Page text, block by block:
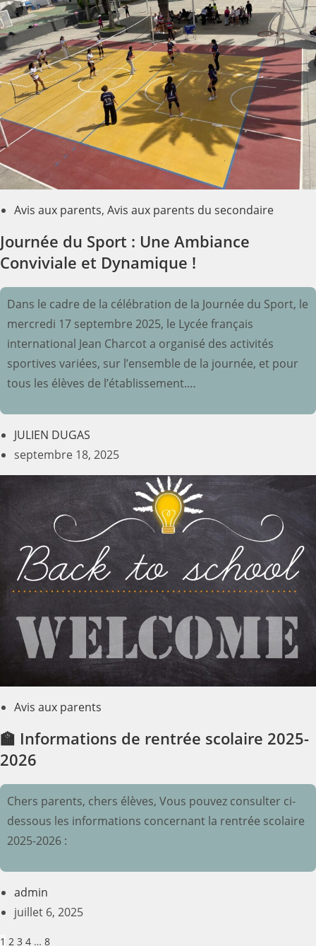
Avis aux parents, Avis aux parents du secondaire
Journée du Sport : Une Ambiance
Conviviale et Dynamique !
Dans le cadre de la célébration de la Journée du Sport, le
mercredi 17 septembre 2025, le Lycée français
international Jean Charcot a organisé des activités
sportives variées, sur l’ensemble de la journée, et pour
tous les élèves de l’établissement.…
JULIEN DUGAS
septembre 18, 2025
Avis aux parents
🏫 Informations de rentrée scolaire 2025-
2026
Chers parents, chers élèves, Vous pouvez consulter ci-
dessous les informations concernant la rentrée scolaire
2025-2026 :
admin
juillet 6, 2025
1 2 3 4 … 8